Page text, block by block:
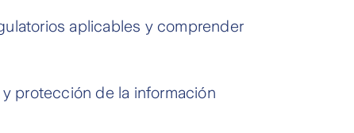
aplicables y comprender
protección de la información